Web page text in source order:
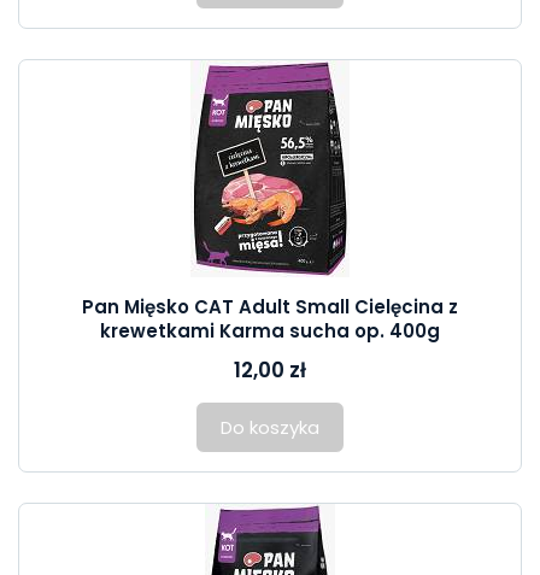
Pan Mięsko CAT Adult Small Cielęcina z
krewetkami Karma sucha op. 400g
12,00 zł
Do koszyka